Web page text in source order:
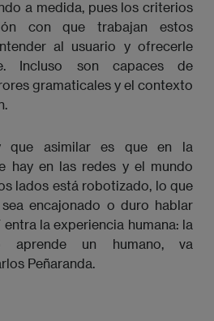
a medida, pues los criterios
con que trabajan estos
al usuario y ofrecerle
Incluso son capaces de
gramaticales y el contexto
que asimilar es que en la
hay en las redes y el mundo
lados está robotizado, lo que
encajonado o duro hablar
la experiencia humana: la
aprende un humano, va
Peñaranda.